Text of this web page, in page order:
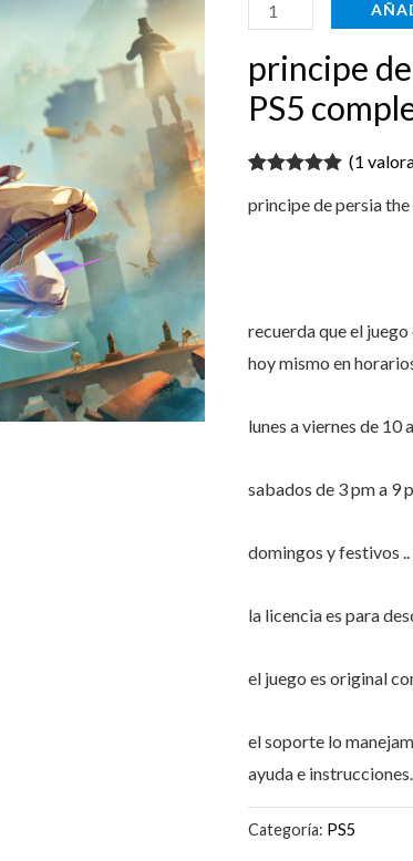
PS5
completo
disponible
HD
principe
PS5
5.00de 5 en
(1
principe de persia
recuerda que el
hoy mismo en
lunes a viernes de 10
sabados de 3 pm a 9
domingos y festivos
la licencia es para
el juego es original
el soporte lo
ayuda e instrucciones.
Categoría: PS5